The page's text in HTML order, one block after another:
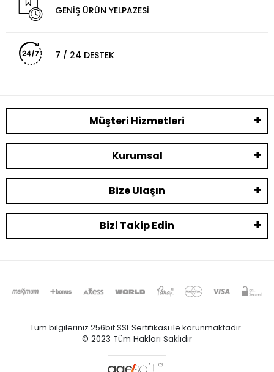
GENİŞ ÜRÜN YELPAZESİ
7 / 24 DESTEK
Müşteri Hizmetleri
Kurumsal
Bize Ulaşın
Bizi Takip Edin
Tüm bilgileriniz 256bit SSL Sertifikası ile korunmaktadır.
© 2023 Tüm Hakları Saklıdır